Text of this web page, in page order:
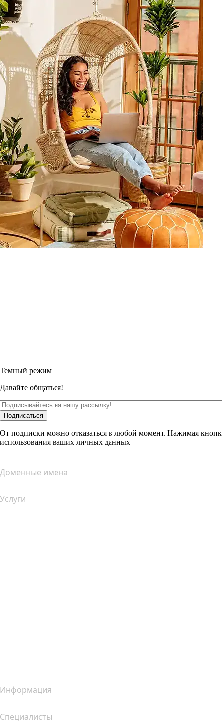
Темный режим
Давайте общаться!
Подписаться
От подписки можно отказаться в любой момент. Нажимая
использования ваших личных данных
Доменные имена
Услуги
Информация
Специалисты